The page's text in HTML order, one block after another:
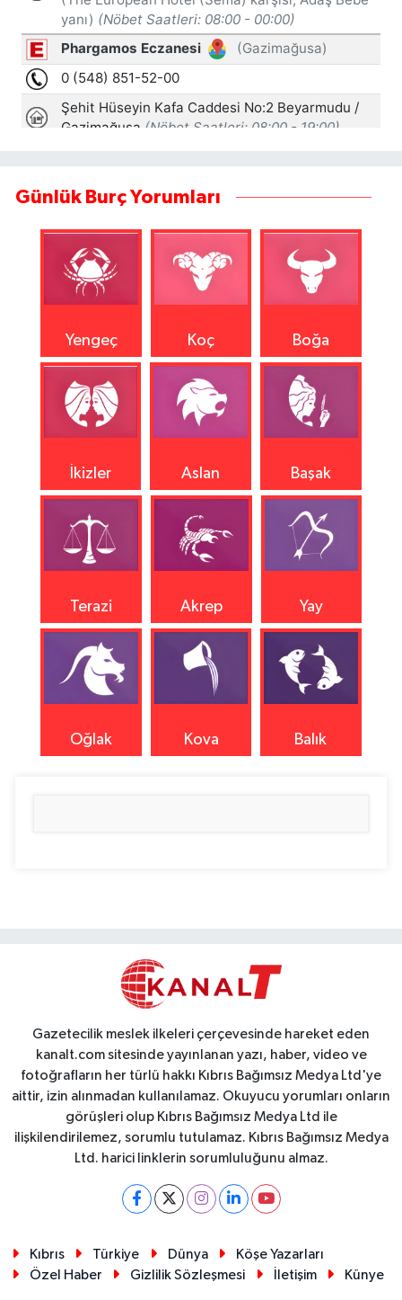
Günlük Burç Yorumları
Yengeç Koç Boğa
İkizler Aslan Başak
Terazi Akrep Yay
Oğlak Kova Balık
Gazetecilik meslek ilkeleri çerçevesinde hareket eden
kanalt.com sitesinde yayınlanan yazı, haber, video ve
fotoğrafların her türlü hakkı Kıbrıs Bağımsız Medya Ltd'ye
aittir, izin alınmadan kullanılamaz. Okuyucu yorumları onların
görüşleri olup Kıbrıs Bağımsız Medya Ltd ile
ilişkilendirilemez, sorumlu tutulamaz. Kıbrıs Bağımsız Medya
Ltd. harici linklerin sorumluluğunu almaz.
Kıbrıs Türkiye Dünya
Köşe Yazarları
Özel Haber
Gizlilik Sözleşmesi İletişim Künye